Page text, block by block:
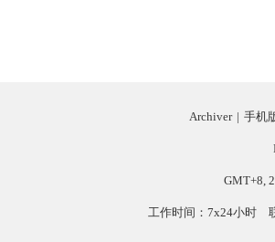
Archiver | 手机
GMT+8,
工作时间：7x24小时